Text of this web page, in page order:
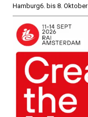
Hamburg6. bis 8. Oktober